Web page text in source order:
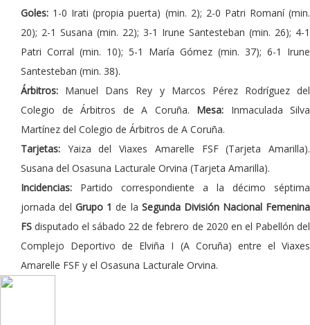
Goles: 1-0 Irati (propia puerta) (min. 2); 2-0 Patri Romaní (min.
20); 2-1 Susana (min. 22); 3-1 Irune Santesteban (min. 26); 4-1
Patri Corral (min. 10); 5-1 María Gómez (min. 37); 6-1 Irune
Santesteban (min. 38).
Árbitros: Manuel Dans Rey y Marcos Pérez Rodríguez del
Colegio de Árbitros de A Coruña. Mesa: Inmaculada Silva
Martínez del Colegio de Árbitros de A Coruña.
Tarjetas: Yaiza del Viaxes Amarelle FSF (Tarjeta Amarilla).
Susana del Osasuna Lacturale Orvina (Tarjeta Amarilla).
Incidencias: Partido correspondiente a la décimo séptima
jornada delGrupo 1 de la Segunda División Nacional Femenina
FS disputado el sábado 22 de febrero de 2020 en el Pabellón del
Complejo Deportivo de Elviña I (A Coruña) entre el Viaxes
Amarelle FSF y el Osasuna Lacturale Orvina.